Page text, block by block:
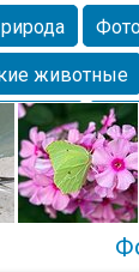
животные
Домашние
Утка